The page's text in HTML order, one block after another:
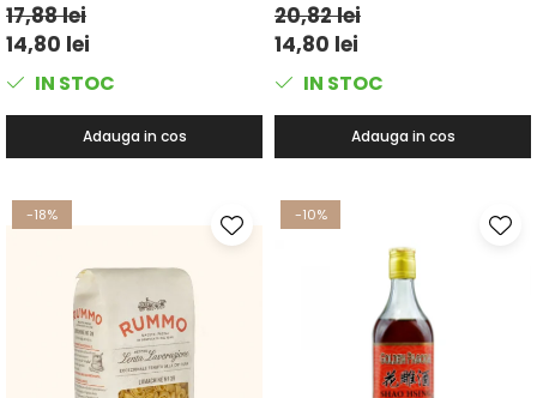
17,88 lei
14,80 lei
IN STOC
Adauga in cos
20,82 lei
14,80 lei
IN STOC
Adauga in cos
-18% -10%